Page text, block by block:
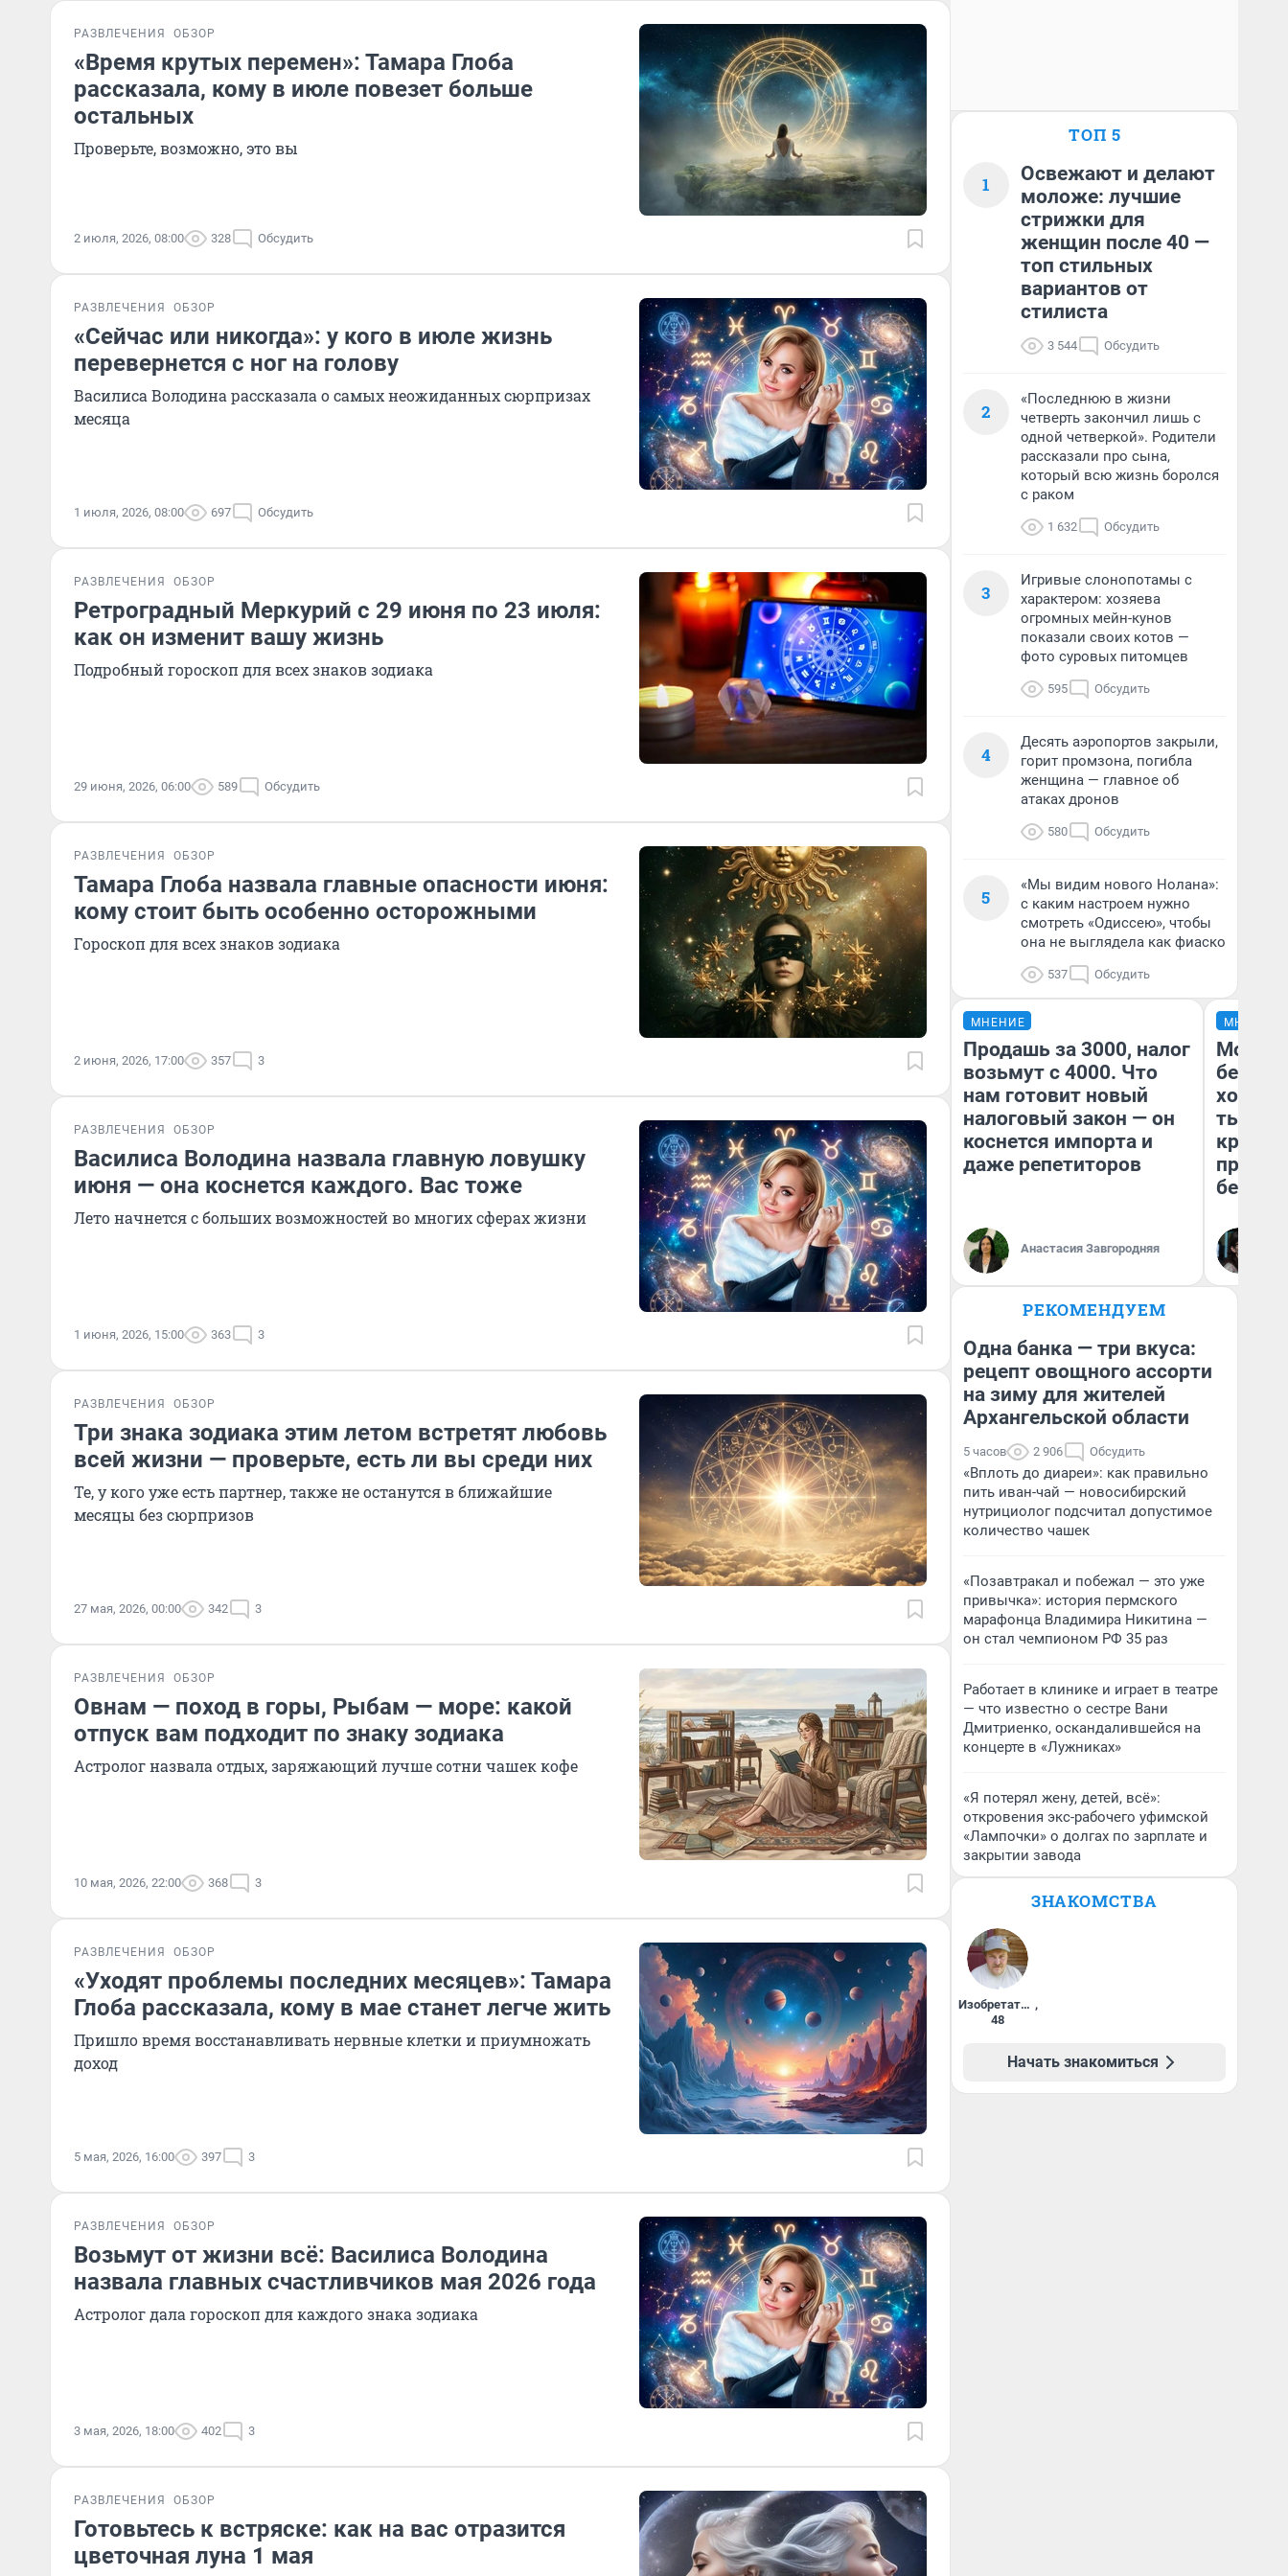
РАЗВЛЕЧЕНИЯ ОБЗОР
«Время крутых перемен»: Тамара Глоба
рассказала, кому в июле повезет больше
остальных
Проверьте, возможно, это вы
2 июля, 2026, 08:00 328 Обсудить
РАЗВЛЕЧЕНИЯ ОБЗОР
«Сейчас или никогда»: у кого в июле жизнь
перевернется с ног на голову
Василиса Володина рассказала о самых неожиданных сюрпризах
месяца
1 июля, 2026, 08:00 697 Обсудить
РАЗВЛЕЧЕНИЯ ОБЗОР
Ретроградный Меркурий с 29 июня по 23 июля:
как он изменит вашу жизнь
Подробный гороскоп для всех знаков зодиака
29 июня, 2026, 06:00 589 Обсудить
РАЗВЛЕЧЕНИЯ ОБЗОР
Тамара Глоба назвала главные опасности июня:
кому стоит быть особенно осторожными
Гороскоп для всех знаков зодиака
2 июня, 2026, 17:00 357 3
РАЗВЛЕЧЕНИЯ ОБЗОР
Василиса Володина назвала главную ловушку
июня — она коснется каждого. Вас тоже
Лето начнется с больших возможностей во многих сферах жизни
1 июня, 2026, 15:00 363 3
РАЗВЛЕЧЕНИЯ ОБЗОР
Три знака зодиака этим летом встретят любовь
всей жизни — проверьте, есть ли вы среди них
Те, у кого уже есть партнер, также не останутся в ближайшие
месяцы без сюрпризов
27 мая, 2026, 00:00 342 3
РАЗВЛЕЧЕНИЯ ОБЗОР
Овнам — поход в горы, Рыбам — море: какой
отпуск вам подходит по знаку зодиака
Астролог назвала отдых, заряжающий лучше сотни чашек кофе
10 мая, 2026, 22:00 368 3
РАЗВЛЕЧЕНИЯ ОБЗОР
«Уходят проблемы последних месяцев»: Тамара
Глоба рассказала, кому в мае станет легче жить
Пришло время восстанавливать нервные клетки и приумножать
доход
5 мая, 2026, 16:00 397 3
РАЗВЛЕЧЕНИЯ ОБЗОР
Возьмут от жизни всё: Василиса Володина
назвала главных счастливчиков мая 2026 года
Астролог дала гороскоп для каждого знака зодиака
3 мая, 2026, 18:00 402 3
РАЗВЛЕЧЕНИЯ ОБЗОР
Готовьтесь к встряске: как на вас отразится
цветочная луна 1 мая
ТОП 5
1
Освежают и делают
моложе: лучшие
стрижки для
женщин после 40 —
топ стильных
вариантов от
стилиста
3 544 Обсудить
2
«Последнюю в жизни
четверть закончил лишь с
одной четверкой». Родители
рассказали про сына,
который всю жизнь боролся
с раком
1 632 Обсудить
3
Игривые слонопотамы с
характером: хозяева
огромных мейн-кунов
показали своих котов —
фото суровых питомцев
595 Обсудить
4
Десять аэропортов закрыли,
горит промзона, погибла
женщина — главное об
атаках дронов
580 Обсудить
5
«Мы видим нового Нолана»:
с каким настроем нужно
смотреть «Одиссею», чтобы
она не выглядела как фиаско
537 Обсудить
МНЕНИЕ
Продашь за 3000, налог
возьмут с 4000. Что
нам готовит новый
налоговый закон — он
коснется импорта и
даже репетиторов
Анастасия Завгородняя
МНЕНИЕ
Мой
хотела
тысяч,
РЕКОМЕНДУЕМ
Одна банка — три вкуса:
рецепт овощного ассорти
на зиму для жителей
Архангельской области
5 часов 2 906 Обсудить
«Вплоть до диареи»: как правильно
пить иван-чай — новосибирский
нутрициолог подсчитал допустимое
количество чашек
«Позавтракал и побежал — это уже
привычка»: история пермского
марафонца Владимира Никитина —
он стал чемпионом РФ 35 раз
Работает в клинике и играет в театре
— что известно о сестре Вани
Дмитриенко, оскандалившейся на
концерте в «Лужниках»
«Я потерял жену, детей, всё»:
откровения экс-рабочего уфимской
«Лампочки» о долгах по зарплате и
закрытии завода
ЗНАКОМСТВА
Изобретатель ,
48
Начать знакомиться